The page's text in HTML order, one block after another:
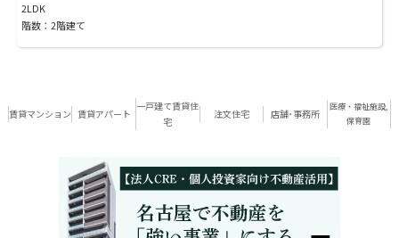
2LDK
階数：2階建て
賃貸マンション 賃貸アパート
一戸建て賃貸住
宅
注文住宅 店舗･事務所
医療・福祉施設,
保育園